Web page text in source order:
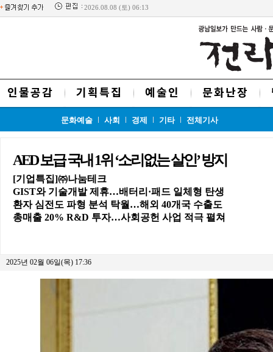
2026.08.08 (토) 06:13
인물공감 기획특집 예술인 문화난장
문화예술 사회 경제 기타 전체기사
AED 보급 국내 1위 ‘소리없는 살인’ 방지
[기업특집]㈜나눔테크
GIST와 기술개발 제휴…배터리·패드 일체형 탄생
환자 심전도 파형 분석 탁월…해외 40개국 수출도
총매출 20% R&D 투자…사회공헌 사업 적극 펼쳐
2025년 02월 06일(목) 17:36